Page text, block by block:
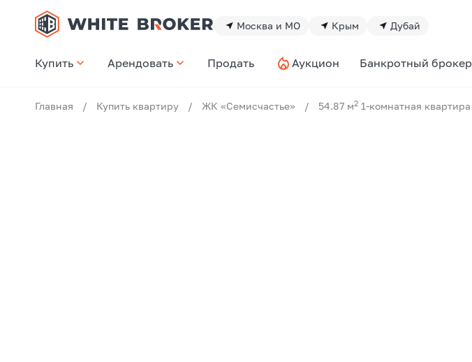
Москва и МО Крым Дубай
Купить Арендовать Продать Аукцион Банкротный брокер
Главная / Купить квартиру / ЖК «Семисчастье» / 54.87 м2 1-комнатная квартира